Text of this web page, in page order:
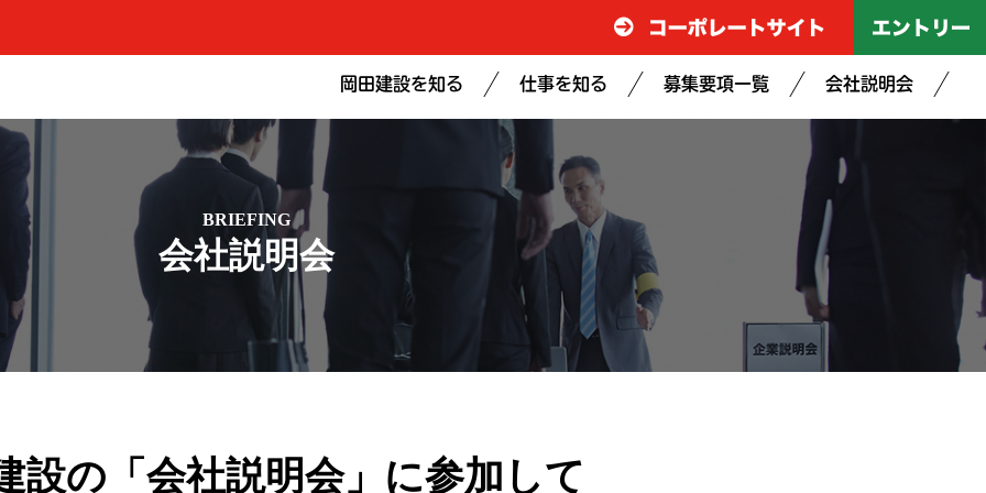
会社説明会
募集要項一覧
仕事を知る
岡田建設を知る
BRIEFING
会社説明会
設の「会社説明会」に参加して